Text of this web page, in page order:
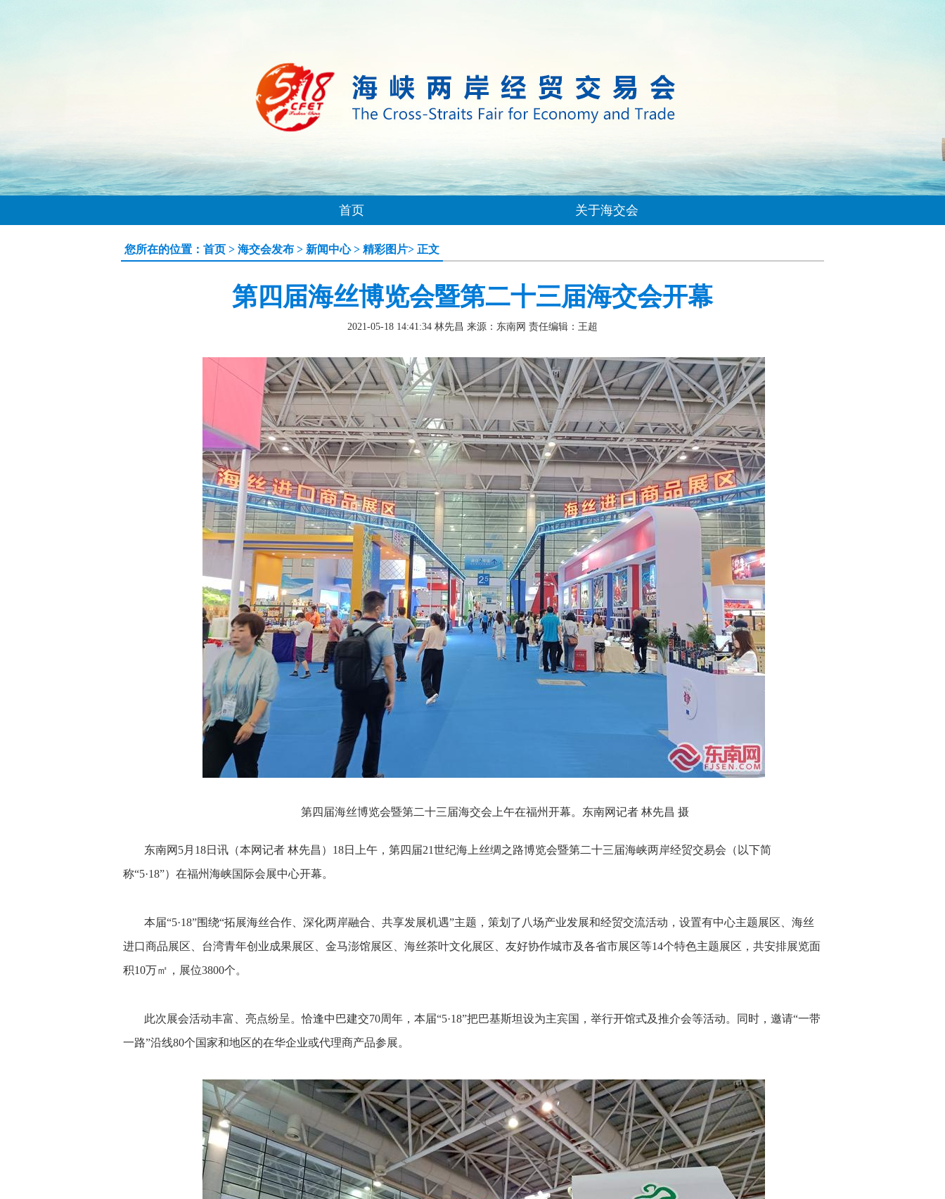
首页 关于海交会
您所在的位置： 首页 > 海交会发布 > 新闻中心> 精彩图片> 正文
第四届海丝博览会暨第二十三届海交会开幕
2021-05-18 14:41:34 林先昌 来源：东南网 责任编辑：王超
第四届海丝博览会暨第二十三届海交会上午在福州开幕。东南网记者 林先昌 摄
东南网5月18日讯（本网记者 林先昌）18日上午，第四届21世纪海上丝绸之路博览会暨第二十三届海峡两岸经贸交易会（以下简
称“5·18”）在福州海峡国际会展中心开幕。
本届“5·18”围绕“拓展海丝合作、深化两岸融合、共享发展机遇”主题，策划了八场产业发展和经贸交流活动，设置有中心主题展区、海丝
进口商品展区、台湾青年创业成果展区、金马澎馆展区、海丝茶叶文化展区、友好协作城市及各省市展区等14个特色主题展区，共安排展览面
积10万㎡，展位3800个。
此次展会活动丰富、亮点纷呈。恰逢中巴建交70周年，本届“5·18”把巴基斯坦设为主宾国，举行开馆式及推介会等活动。同时，邀请“一带
一路”沿线80个国家和地区的在华企业或代理商产品参展。